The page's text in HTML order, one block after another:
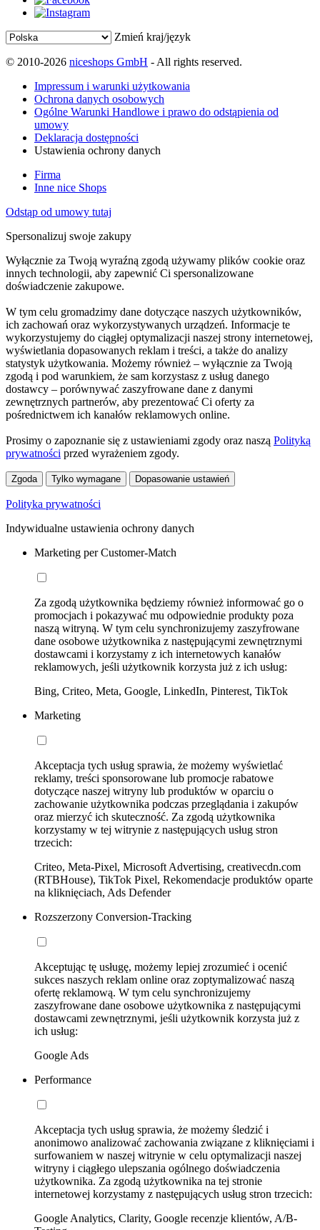
Zmień kraj/język
© 2010-2026 niceshops GmbH - All rights reserved.
Impressum i warunki użytkowania
Ochrona danych osobowych
Ogólne Warunki Handlowe i prawo do odstąpienia od
umowy
Deklaracja dostępności
Ustawienia ochrony danych
Firma
Inne nice Shops
Odstąp od umowy tutaj
Spersonalizuj swoje zakupy
Wyłącznie za Twoją wyraźną zgodą używamy plików cookie oraz
innych technologii, aby zapewnić Ci spersonalizowane
doświadczenie zakupowe.
W tym celu gromadzimy dane dotyczące naszych użytkowników,
ich zachowań oraz wykorzystywanych urządzeń. Informacje te
wykorzystujemy do ciągłej optymalizacji naszej strony internetowej,
wyświetlania dopasowanych reklam i treści, a także do analizy
statystyk użytkowania. Możemy również – wyłącznie za Twoją
zgodą i pod warunkiem, że sam korzystasz z usług danego
dostawcy – porównywać zaszyfrowane dane z danymi
zewnętrznych partnerów, aby prezentować Ci oferty za
pośrednictwem ich kanałów reklamowych online.
Prosimy o zapoznanie się z ustawieniami zgody oraz naszą Polityką
prywatności przed wyrażeniem zgody.
Zgoda Tylko wymagane Dopasowanie ustawień
Polityka prywatności
Indywidualne ustawienia ochrony danych
Marketing per Customer-Match
Za zgodą użytkownika będziemy również informować go o
promocjach i pokazywać mu odpowiednie produkty poza
naszą witryną. W tym celu synchronizujemy zaszyfrowane
dane osobowe użytkownika z następującymi zewnętrznymi
dostawcami i korzystamy z ich internetowych kanałów
reklamowych, jeśli użytkownik korzysta już z ich usług:
Bing, Criteo, Meta, Google, LinkedIn, Pinterest, TikTok
Marketing
Akceptacja tych usług sprawia, że możemy wyświetlać
reklamy, treści sponsorowane lub promocje rabatowe
dotyczące naszej witryny lub produktów w oparciu o
zachowanie użytkownika podczas przeglądania i zakupów
oraz mierzyć ich skuteczność. Za zgodą użytkownika
korzystamy w tej witrynie z następujących usług stron
trzecich:
Criteo, Meta-Pixel, Microsoft Advertising, creativecdn.com
(RTBHouse), TikTok Pixel, Rekomendacje produktów oparte
na kliknięciach, Ads Defender
Rozszerzony Conversion-Tracking
Akceptując tę usługę, możemy lepiej zrozumieć i ocenić
sukces naszych reklam online oraz zoptymalizować naszą
ofertę reklamową. W tym celu synchronizujemy
zaszyfrowane dane osobowe użytkownika z następującymi
dostawcami zewnętrznymi, jeśli użytkownik korzysta już z
ich usług:
Google Ads
Performance
Akceptacja tych usług sprawia, że możemy śledzić i
anonimowo analizować zachowania związane z kliknięciami i
surfowaniem w naszej witrynie w celu optymalizacji naszej
witryny i ciągłego ulepszania ogólnego doświadczenia
użytkownika. Za zgodą użytkownika na tej stronie
internetowej korzystamy z następujących usług stron trzecich:
Google Analytics, Clarity, Google recenzje klientów, A/B-